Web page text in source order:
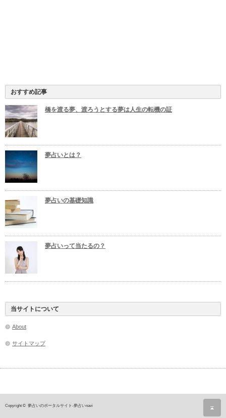
おすすめ記事
橋を渡る夢、渡ろうとする夢は人生の転機の証
夢占いとは？
夢占いの基礎知識
夢占いって当たるの？
当サイトについて
About
サイトマップ
Copyright © 夢占いのポータルサイト-夢占いnavi